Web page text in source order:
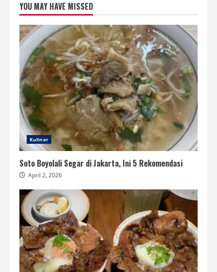
YOU MAY HAVE MISSED
Kuliner
Soto Boyolali Segar di Jakarta, Ini 5 Rekomendasi
April 2, 2026